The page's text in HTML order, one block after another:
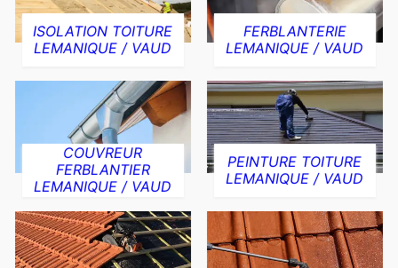
ISOLATION TOITURE
LEMANIQUE / VAUD
FERBLANTERIE
LEMANIQUE / VAUD
COUVREUR
FERBLANTIER
LEMANIQUE / VAUD
PEINTURE TOITURE
LEMANIQUE / VAUD